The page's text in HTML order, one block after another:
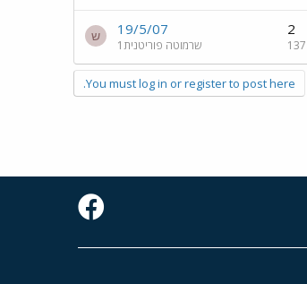
2
137
19/5/07
שרמוטה פוריטנית1
ש
You must log in or register to post here.